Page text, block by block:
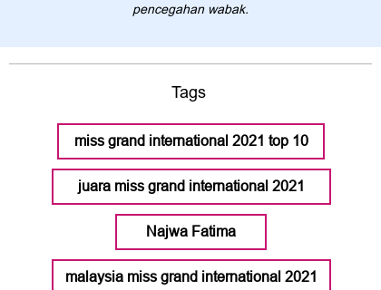
pencegahan wabak.
Tags
miss grand international 2021 top 10
malaysia miss grand international 2021
juara miss grand international 2021
Najwa Fatima